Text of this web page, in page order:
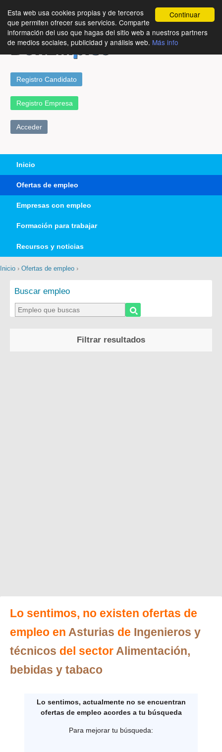
Continuar
Esta web usa cookies propias y de terceros
que permiten ofrecer sus servicios. Comparte
información del uso que hagas del sitio web a nuestros partners
de medios sociales, publicidad y análisis web. Más info
Registro Candidato
Registro Empresa
Acceder
Inicio
Ofertas de empleo
Empresas con empleo
Formación para trabajar
Recursos y noticias
Inicio › Ofertas de empleo ›
Buscar empleo
Filtrar resultados
Lo sentimos, no existen ofertas de
empleo en Asturias de Ingenieros y
técnicos del sectorAlimentación,
bebidas y tabaco
Lo sentimos, actualmente no se encuentran
ofertas de empleo acordes a tu búsqueda
Para mejorar tu búsqueda: